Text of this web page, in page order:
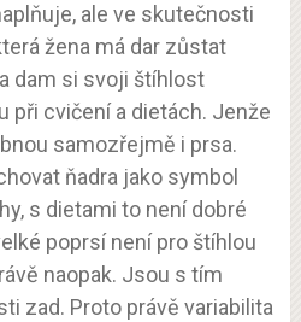
ale ve skutečnosti
žena má dar zůstat
dam si svoji štíhlost
při cvičení a dietách. Jenže
samozřejmě i prsa.
ňadra jako symbol
s dietami to není dobré
poprsí není pro štíhlou
naopak. Jsou s tím
zad. Proto právě variabilita